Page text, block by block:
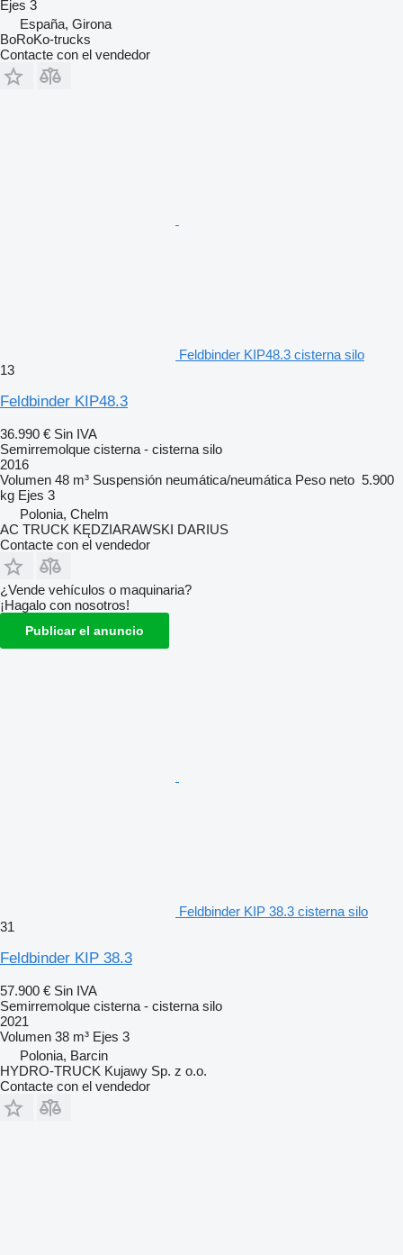
Ejes 3
España, Girona
BoRoKo-trucks
Contacte con el vendedor
Feldbinder KIP48.3 cisterna silo
13
Feldbinder KIP48.3
36.990 € Sin IVA
Semirremolque cisterna - cisterna silo
2016
Volumen 48 m³ Suspensión neumática/neumática Peso neto 5.900
kg Ejes 3
Polonia, Chelm
AC TRUCK KĘDZIARAWSKI DARIUS
Contacte con el vendedor
¿Vende vehículos o maquinaria?
¡Hagalo con nosotros!
Publicar el anuncio
Feldbinder KIP 38.3 cisterna silo
31
Feldbinder KIP 38.3
57.900 € Sin IVA
Semirremolque cisterna - cisterna silo
2021
Volumen 38 m³ Ejes 3
Polonia, Barcin
HYDRO-TRUCK Kujawy Sp. z o.o.
Contacte con el vendedor